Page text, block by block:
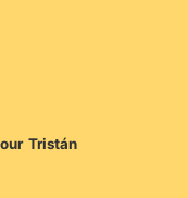
Tristán